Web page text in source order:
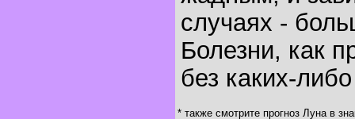
случаях -
Болезни, как
без каких-
* также смотрите прогноз Луна в